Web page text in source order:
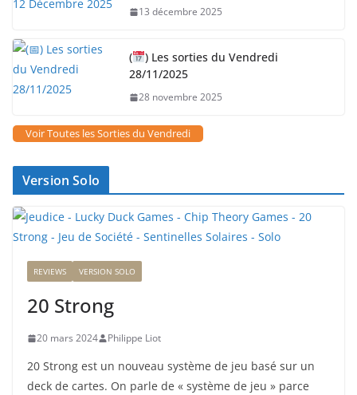
13 décembre 2025
(
) Les sorties du Vendredi
28/11/2025
28 novembre 2025
Voir Toutes les Sorties du Vendredi
Version Solo
REVIEWS VERSION SOLO
20 Strong
20 mars 2024 Philippe Liot
20 Strong est un nouveau système de jeu basé sur un
deck de cartes. On parle de « système de jeu » parce